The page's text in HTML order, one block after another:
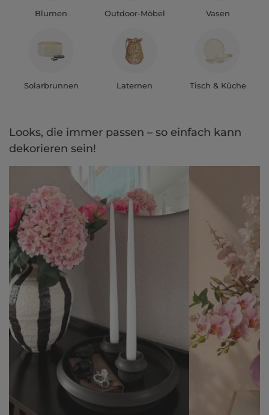
Blumen Outdoor-Möbel Vasen
Solarbrunnen Laternen Tisch & Küche
Looks, die immer passen – so einfach kann
dekorieren sein!